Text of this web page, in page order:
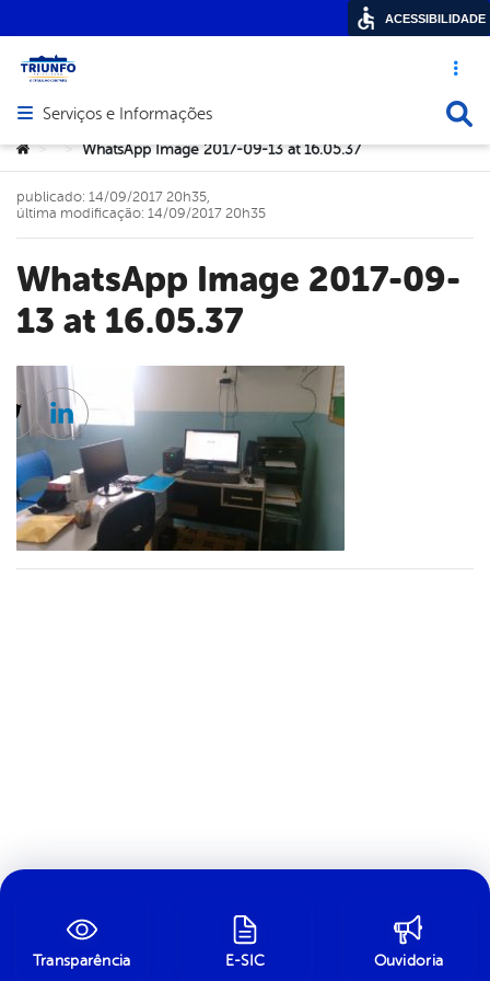
Acesso
Abrir menu principal de navegação
Serviços e Informações
Você está aqui:
> > WhatsApp Image 2017-09-13 at 16.05.37
WhatsApp Image 2017-09-
13 at 16.05.37
publicado: 14/09/2017 20h35,
última modificação: 14/09/2017 20h35
Twitter
Linkedin
Transparência E-SIC Ouvidoria
ACESSIBILIDADE